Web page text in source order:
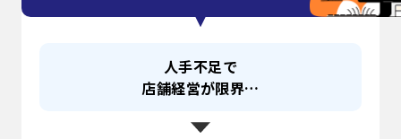
人手不足で
店舗経営が限界…